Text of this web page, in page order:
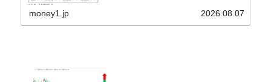
2.8％上昇（06月は3.2％）となり、上昇率は前...
money1.jp 2026.08.07